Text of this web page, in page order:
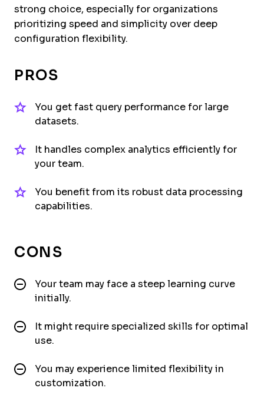
strong choice, especially for organizations
prioritizing speed and simplicity over deep
configuration flexibility.
PROS
You get fast query performance for large
datasets.
It handles complex analytics efficiently for
your team.
You benefit from its robust data processing
capabilities.
CONS
Your team may face a steep learning curve
initially.
It might require specialized skills for optimal
use.
You may experience limited flexibility in
customization.